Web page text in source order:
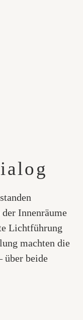
Innenräume
Lichtführung
machten die
über beide